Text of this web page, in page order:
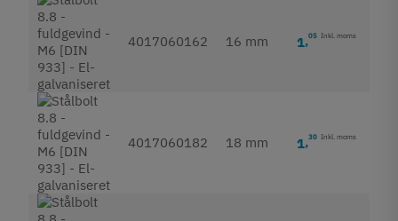
4017060162 16 mm 1,05 Inkl. moms
4017060182 18 mm 1,30 Inkl. moms